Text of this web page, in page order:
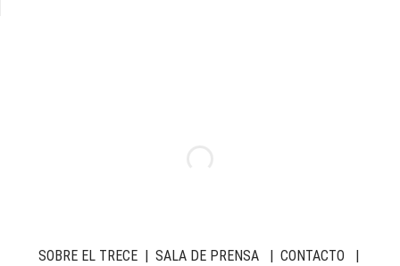
SOBRE EL TRECE| SALA DE PRENSA| CONTACTO |